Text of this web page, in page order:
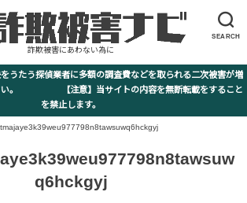
SEARCH
詐欺被害にあわない為に
うたう探偵業者に多額の調査費などを取られる二次被害が増
さい。 【注意】当サイトの内容を無断転載をすること
を禁止します。
q6hckgyj